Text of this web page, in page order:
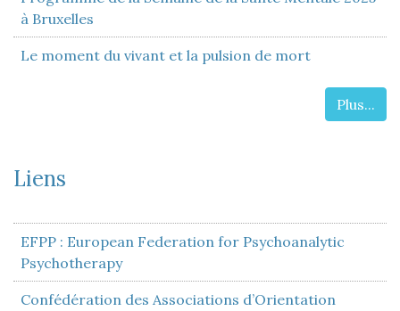
à Bruxelles
Le moment du vivant et la pulsion de mort
Plus...
Liens
EFPP : European Federation for Psychoanalytic
Psychotherapy
Confédération des Associations d’Orientation